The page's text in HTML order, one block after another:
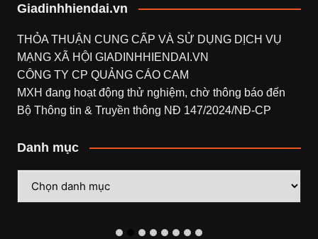
Giadinhhiendai.vn
THỎA THUẬN CUNG CẤP VÀ SỬ DỤNG DỊCH VỤ
MẠNG XÃ HỘI GIADINHHIENDAI.VN
CÔNG TY CP QUẢNG CÁO CAM
MXH đang hoạt động thử nghiệm, chờ thông báo đến
Bộ Thông tin & Truyền thông NĐ 147/2024/NĐ-CP
Danh mục
mục